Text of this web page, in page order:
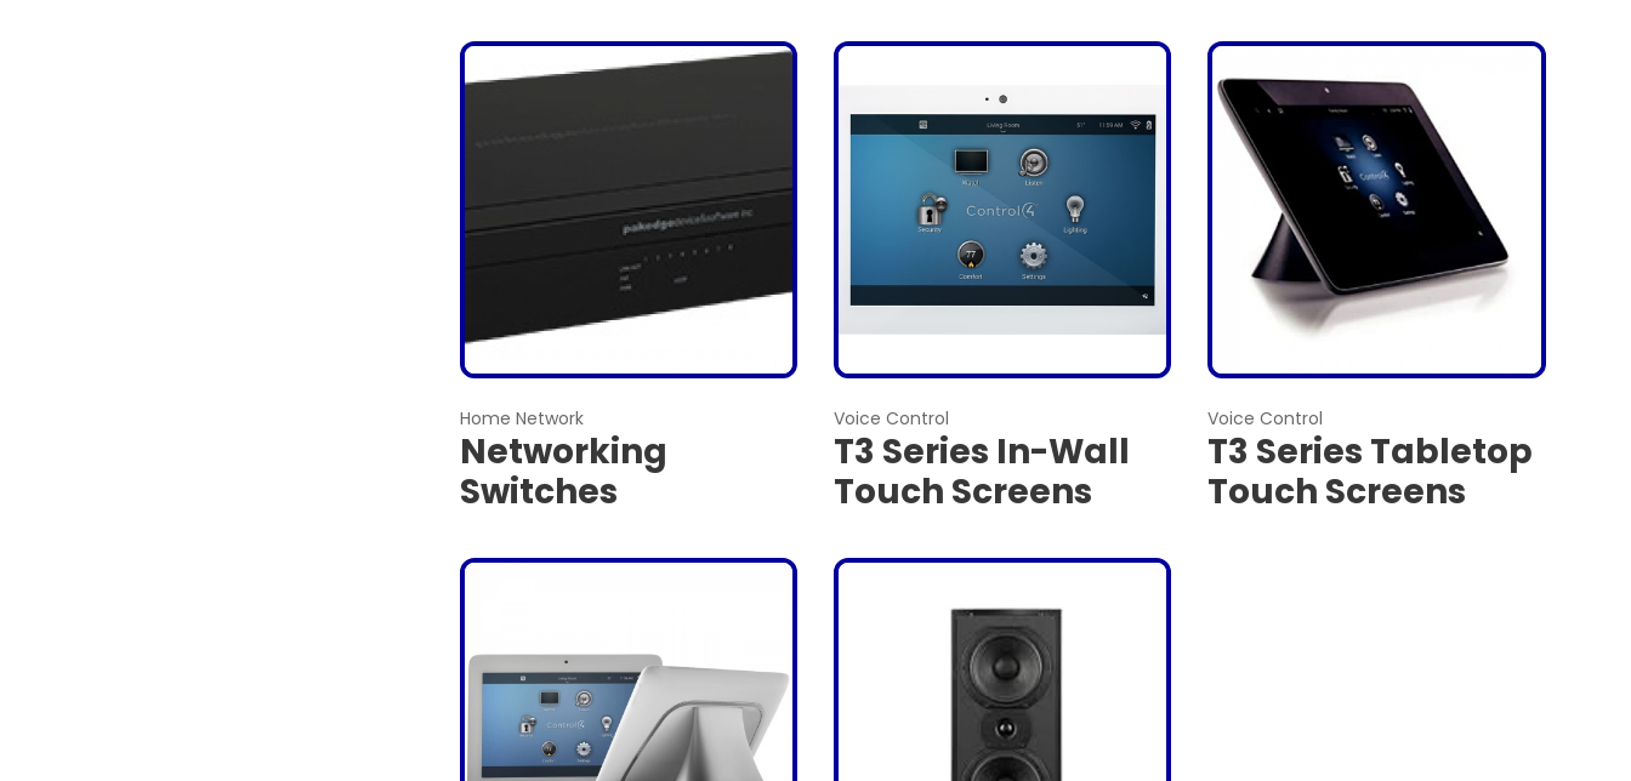
Home Network
Networking
Switches
Voice Control
T3 Series In-Wall
Touch Screens
Voice Control
T3 Series Tabletop
Touch Screens